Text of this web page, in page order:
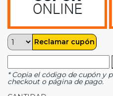
Reclamar cupón
* Copia el código de cupón y
checkout o página de pago.